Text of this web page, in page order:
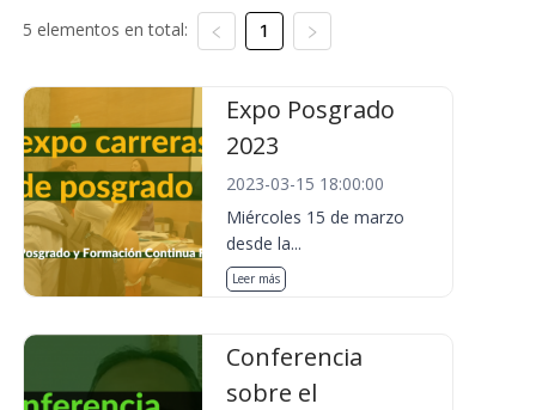
5 elementos en total: 1
Expo Posgrado
2023
2023-03-15 18:00:00
Miércoles 15 de marzo
desde la...
Leer más
Conferencia
sobre el